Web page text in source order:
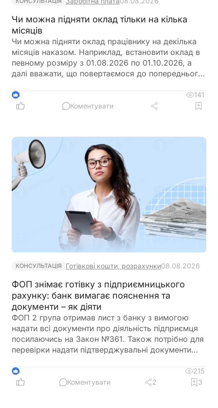
Чи можна підняти оклад тільки на кілька
місяців
Чи можна підняти оклад працівнику на декілька
місяців наказом. Наприклад, встановити оклад в
певному розміру з 01.08.2026 по 01.10.2026, а
далі вважати, що повертаємося до попереднього
4
141
Коментувати
КОНСУЛЬТАЦІЯ Готівкові кошти, розрахунки08.08.2026
ФОП знімає готівку з підприємницького
рахунку: банк вимагає пояснення та
документи – як діяти
ФОП 2 група отримав лист з банку з вимогою
надати всі документи про діяльність підприємця
посилаючись на Закон №361. Також потрібно для
перевірки надати підтверджувальні документи
готівкових коштів (в дозволеному об’ємі
періодично знімаються з поточного рахунку).
6
215
Коментувати
2 3